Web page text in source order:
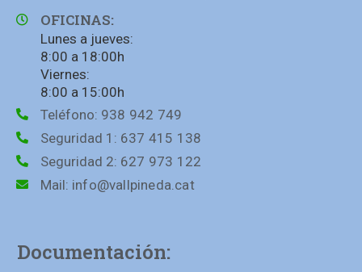
OFICINAS:
Lunes a jueves:
8:00 a 18:00h
Viernes:
8:00 a 15:00h
Teléfono: 938 942 749
Seguridad 1: 637 415 138
Seguridad 2: 627 973 122
Mail: info@vallpineda.cat
Documentación: